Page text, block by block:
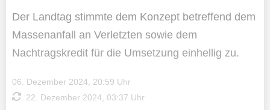
Der Landtag stimmte dem Konzept betreffend dem
Massenanfall an Verletzten sowie dem
Nachtragskredit für die Umsetzung einhellig zu.
06. Dezember 2024, 20:59 Uhr
22. Dezember 2024, 03:37 Uhr